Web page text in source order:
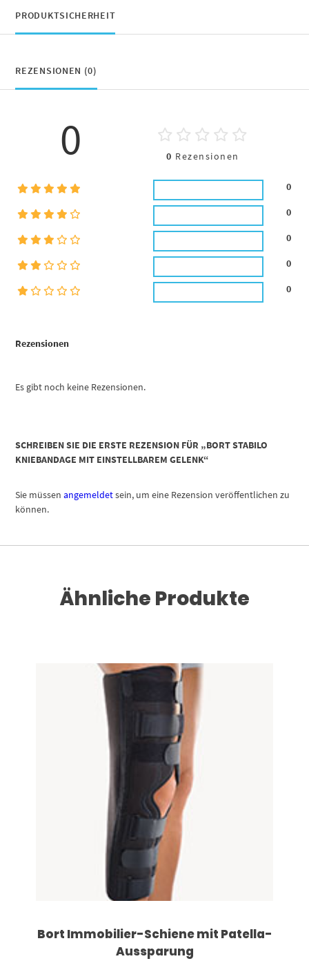
PRODUKTSICHERHEIT
REZENSIONEN (0)
Rezensionen
Es gibt noch keine Rezensionen.
0 0 Rezensionen
0
0
0
0
0
SCHREIBEN SIE DIE ERSTE REZENSION FÜR „BORT STABILO
KNIEBANDAGE MIT EINSTELLBAREM GELENK“
Sie müssenangemeldetsein, um eine Rezension veröffentlichen zu
können.
Ähnliche Produkte
Dieses Produkt weist mehrere Varianten auf. Die Optionen können auf der Produktseite gewählt werden
Bort Immobilier-Schiene mit Patella-
Aussparung